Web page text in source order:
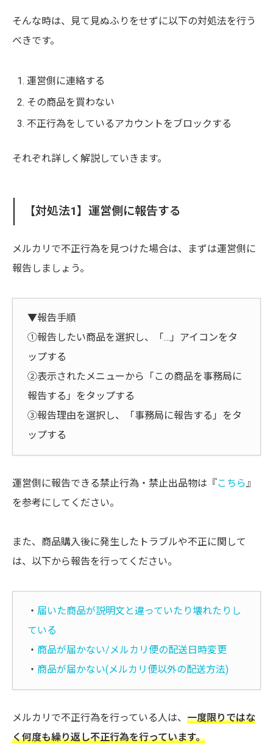
そんな時は、見て見ぬふりをせずに以下の対処法を行う
べきです。
運営側に連絡する
その商品を買わない
不正行為をしているアカウントをブロックする
それぞれ詳しく解説していきます。
【対処法1】運営側に報告する
メルカリで不正行為を見つけた場合は、まずは運営側に
報告しましょう。
▼報告手順
①報告したい商品を選択し、「…」アイコンをタ
ップする
②表示されたメニューから「この商品を事務局に
報告する」をタップする
③報告理由を選択し、「事務局に報告する」をタ
ップする
運営側に報告できる禁止行為・禁止出品物は『こちら』
を参考にしてください。
また、商品購入後に発生したトラブルや不正に関して
は、以下から報告を行ってください。
・ 届いた商品が説明文と違っていたり壊れたりし
ている
・ 商品が届かない/メルカリ便の配送日時変更
・ 商品が届かない(メルカリ便以外の配送方法)
メルカリで不正行為を行っている人は、 一度限りではな
く何度も繰り返し不正行為を行っています。